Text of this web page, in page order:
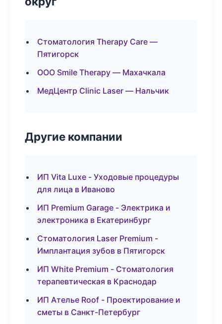
Стоматология Therapy Care —
Пятигорск
ООО Smile Therapy — Махачкала
МедЦентр Clinic Laser — Нальчик
Другие компании
ИП Vita Luxe - Уходовые процедуры
для лица в Иваново
ИП Premium Garage - Электрика и
электроника в Екатеринбург
Стоматология Laser Premium -
Имплантация зубов в Пятигорск
ИП White Premium - Стоматология
терапевтическая в Краснодар
ИП Ателье Roof - Проектирование и
сметы в Санкт-Петербург